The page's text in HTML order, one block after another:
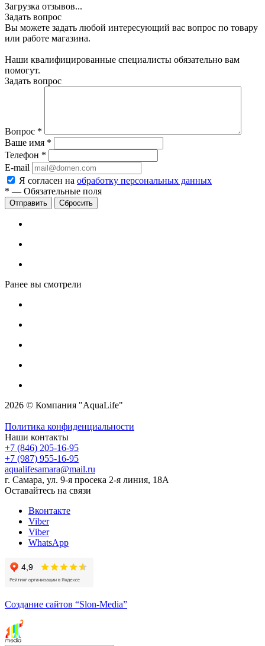
Загрузка отзывов...
Задать вопрос
Вы можете задать любой интересующий вас вопрос по товару
или работе магазина.
Наши квалифицированные специалисты обязательно вам
помогут.
Задать вопрос
Вопрос *
Ваше имя *
Телефон *
E-mail
Я согласен на обработку персональных данных
* — Обязательные поля
Сбросить
Ранее вы смотрели
2026 © Компания "AquaLife"
Политика конфиденциальности
Наши контакты
+7 (846) 205-16-95
+7 (987) 955-16-95
aqualifesamara@mail.ru
г. Самара, ул. 9-я просека 2-я линия, 18А
Оставайтесь на связи
Вконтакте
Viber
Viber
WhatsApp
Создание сайтов “Slon-Media”